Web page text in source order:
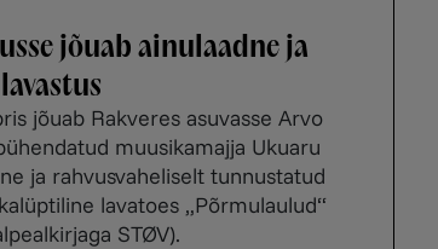
jõuab ainulaadne ja
jõuab Rakveres asuvasse Arvo
muusikamajja Ukuaru
ja rahvusvaheliselt tunnustatud
lavatoes „Põrmulaulud“
STØV).